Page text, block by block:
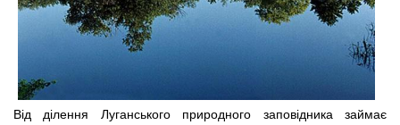
Від ділення Луганського природного заповідника займає